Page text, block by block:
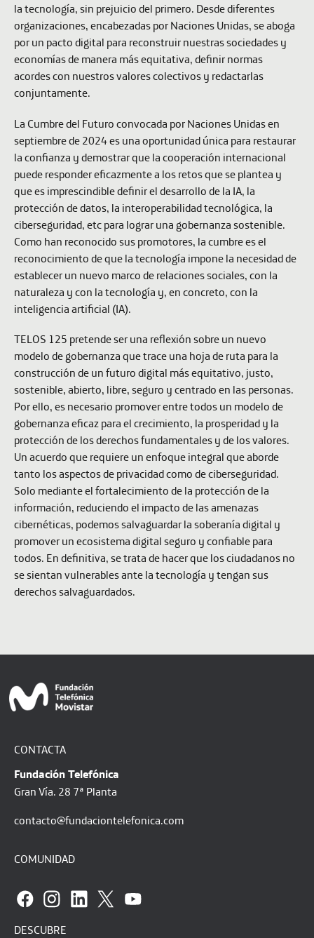
la tecnología, sin prejuicio del primero. Desde diferentes
organizaciones, encabezadas por Naciones Unidas, se aboga
por un pacto digital para reconstruir nuestras sociedades y
economías de manera más equitativa, definir normas
acordes con nuestros valores colectivos y redactarlas
conjuntamente.
La Cumbre del Futuro convocada por Naciones Unidas en
septiembre de 2024 es una oportunidad única para restaurar
la confianza y demostrar que la cooperación internacional
puede responder eficazmente a los retos que se plantea y
que es imprescindible definir el desarrollo de la IA, la
protección de datos, la interoperabilidad tecnológica, la
ciberseguridad, etc para lograr una gobernanza sostenible.
Como han reconocido sus promotores, la cumbre es el
reconocimiento de que la tecnología impone la necesidad de
establecer un nuevo marco de relaciones sociales, con la
naturaleza y con la tecnología y, en concreto, con la
inteligencia artificial (IA).
TELOS 125 pretende ser una reflexión sobre un nuevo
modelo de gobernanza que trace una hoja de ruta para la
construcción de un futuro digital más equitativo, justo,
sostenible, abierto, libre, seguro y centrado en las personas.
Por ello, es necesario promover entre todos un modelo de
gobernanza eficaz para el crecimiento, la prosperidad y la
protección de los derechos fundamentales y de los valores.
Un acuerdo que requiere un enfoque integral que aborde
tanto los aspectos de privacidad como de ciberseguridad.
Solo mediante el fortalecimiento de la protección de la
información, reduciendo el impacto de las amenazas
cibernéticas, podemos salvaguardar la soberanía digital y
promover un ecosistema digital seguro y confiable para
todos. En definitiva, se trata de hacer que los ciudadanos no
se sientan vulnerables ante la tecnología y tengan sus
derechos salvaguardados.
CONTACTA
Fundación Telefónica
Gran Vía. 28 7ª Planta
contacto@fundaciontelefonica.com
COMUNIDAD
DESCUBRE